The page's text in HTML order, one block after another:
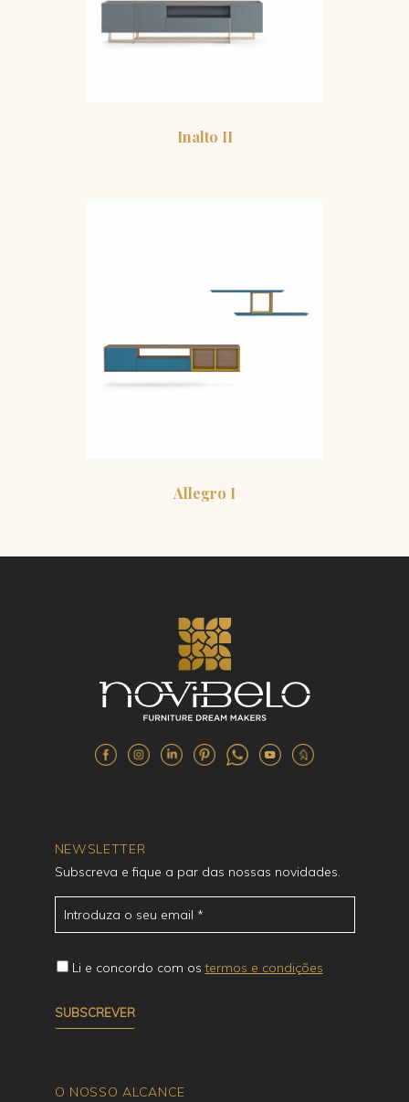
Inalto II
Allegro I
NEWSLETTER
Subscreva e fique a par das nossas novidades.
Li e concordo com ostermos e condições
O NOSSO ALCANCE